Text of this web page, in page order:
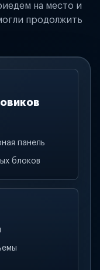
на место и
продолжить
панель
блоков